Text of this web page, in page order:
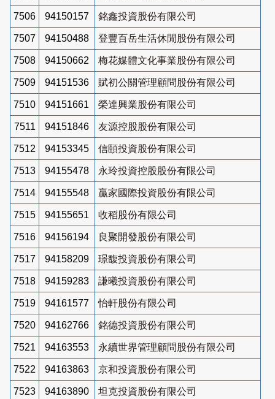
7506 94150157 銘鑫投資股份有限公司
7507 94150488 登豐百岳生活休閒股份有限公司
7508 94150662 梅花媒體文化事業股份有限公司
7509 94151536 賦初公關管理顧問股份有限公司
7510 94151661 榮達興業股份有限公司
7511 94151846 友源控股股份有限公司
7512 94153345 信頤投資股份有限公司
7513 94155478 永玲投資控股股份有限公司
7514 94155548 贏家國際投資股份有限公司
7515 94155651 收稻股份有限公司
7516 94156194 良聚開發股份有限公司
7517 94158209 璟馥投資股份有限公司
7518 94159283 謙曦投資股份有限公司
7519 94161577 怡軒股份有限公司
7520 94162766 銘德投資股份有限公司
7521 94163553 永續世界管理顧問股份有限公司
7522 94163863 京和投資股份有限公司
7523 94163890 坦克投資股份有限公司